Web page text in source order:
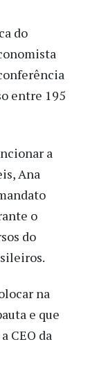
do
entre 195
a
Ana
o
do
na
e que
CEO da